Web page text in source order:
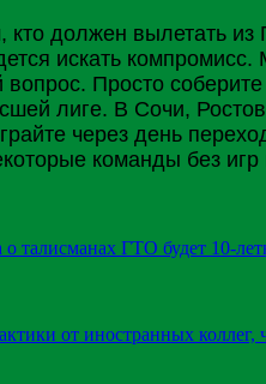
должен вылетать из
искать
вопрос. Просто
лиге. В Сочи,
через день
команды без игр
талисманах ГТО будет 10-
от иностранных